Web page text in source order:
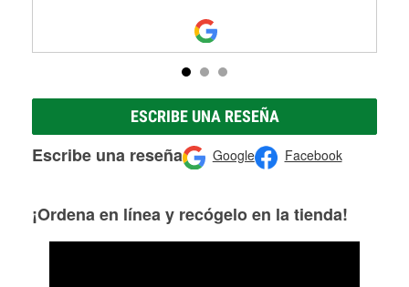
ESCRIBE UNA RESEÑA
Escribe una reseña Google Facebook
¡Ordena en línea y recógelo en la tienda!